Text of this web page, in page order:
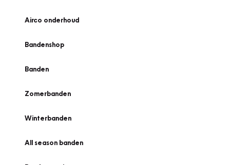
Airco onderhoud
Bandenshop
Banden
Zomerbanden
Winterbanden
All season banden